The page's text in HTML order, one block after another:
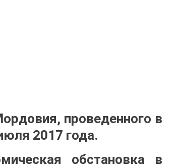
проведенного в
2017 года.
обстановка в